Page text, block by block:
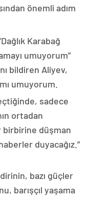
önemli adım
Karabağ
umuyorum”
bildiren Aliyev,
umuyorum.
sadece
ortadan
birbirine düşman
duyacağız.”
bazı güçler
barışçıl yaşama